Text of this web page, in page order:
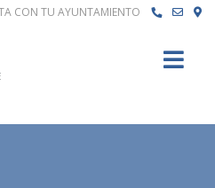
CON TU AYUNTAMIENTO